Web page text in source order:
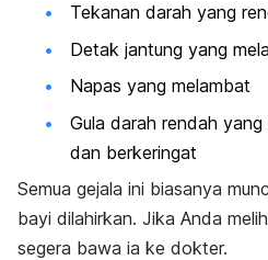
Tekanan darah yang
Detak jantung yang
Napas yang melambat
Gula darah rendah
dan berkeringat
Semua gejala ini biasanya
bayi dilahirkan. Jika Anda
segera bawa ia ke dokter.